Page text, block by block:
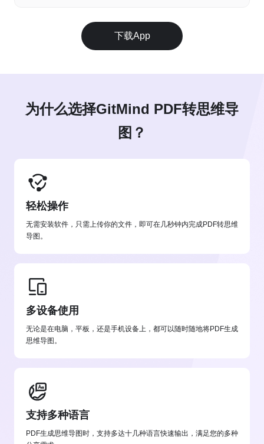
下载App
为什么选择GitMind PDF转思维导
图？
轻松操作
无需安装软件，只需上传你的文件，即可在几秒钟内完成PDF转思维
导图。
多设备使用
无论是在电脑，平板，还是手机设备上，都可以随时随地将PDF生成
思维导图。
支持多种语言
PDF生成思维导图时，支持多达十几种语言快速输出，满足您的多种